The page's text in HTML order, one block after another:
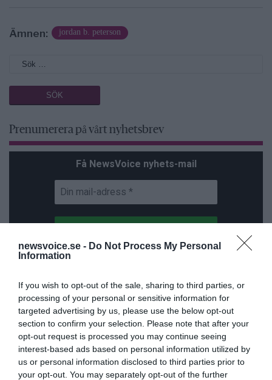
newsvoice.se - Do Not Process My Personal
Information
If you wish to opt-out of the sale, sharing to third parties, or
processing of your personal or sensitive information for
targeted advertising by us, please use the below opt-out
section to confirm your selection. Please note that after your
opt-out request is processed you may continue seeing
interest-based ads based on personal information utilized by
us or personal information disclosed to third parties prior to
your opt-out. You may separately opt-out of the further
Ämnen: jordan b. peterson
Prenumerera på vårt nyhetsbrev
Få NewsVoice nyhets-mail
ANNONSER